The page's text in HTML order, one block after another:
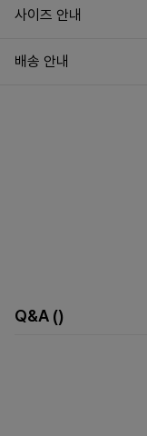
사이즈 안내
배송 안내
Q&A ()